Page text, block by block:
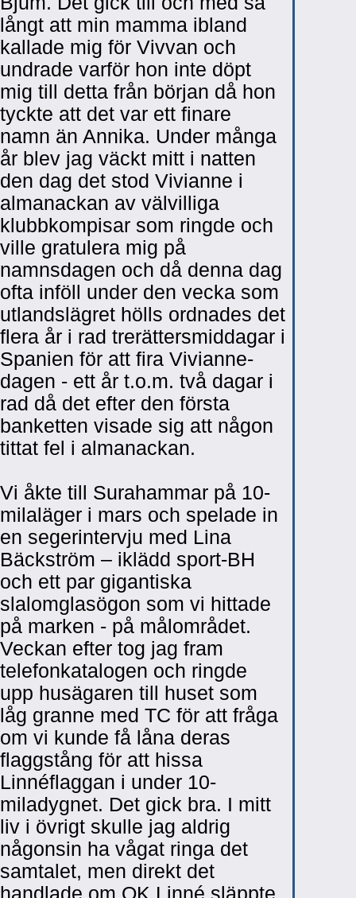
långt att min mamma ibland
kallade mig för Vivvan och
undrade varför hon inte döpt
mig till detta från början då hon
tyckte att det var ett finare
namn än Annika. Under många
år blev jag väckt mitt i natten
den dag det stod Vivianne i
almanackan av välvilliga
klubbkompisar som ringde och
ville gratulera mig på
namnsdagen och då denna dag
ofta inföll under den vecka som
utlandslägret hölls ordnades det
flera år i rad trerättersmiddagar i
Spanien för att fira Vivianne-
dagen - ett år t.o.m. två dagar i
rad då det efter den första
banketten visade sig att någon
tittat fel i almanackan.
Vi åkte till Surahammar på 10-
milaläger i mars och spelade in
en segerintervju med Lina
Bäckström – iklädd sport-BH
och ett par gigantiska
slalomglasögon som vi hittade
på marken - på målområdet.
Veckan efter tog jag fram
telefonkatalogen och ringde
upp husägaren till huset som
låg granne med TC för att fråga
om vi kunde få låna deras
flaggstång för att hissa
Linnéflaggan i under 10-
miladygnet. Det gick bra. I mitt
liv i övrigt skulle jag aldrig
någonsin ha vågat ringa det
samtalet, men direkt det
handlade om OK Linné släppte